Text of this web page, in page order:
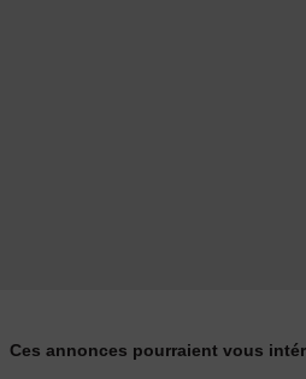
Ces annonces pourraient vous